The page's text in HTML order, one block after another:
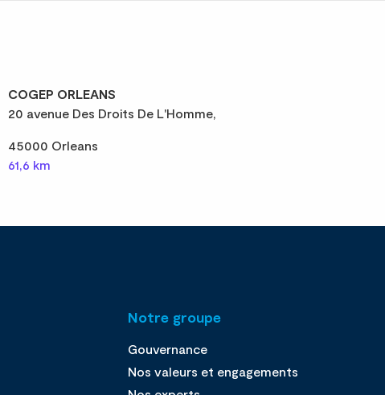
COGEP ORLEANS
20 avenue Des Droits De L'Homme,
45000 Orleans
61,6 km
Notre groupe
Gouvernance
Nos valeurs et engagements